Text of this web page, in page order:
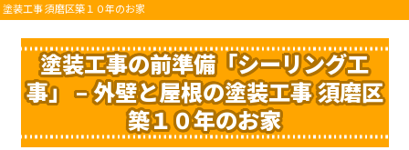
塗装工事 須磨区築１０年のお家
塗装工事の前準備「シーリング工
事」 – 外壁と屋根の塗装工事 須磨区
築１０年のお家